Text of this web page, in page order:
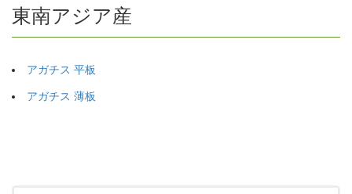
東南アジア産
アガチス 平板
アガチス 薄板